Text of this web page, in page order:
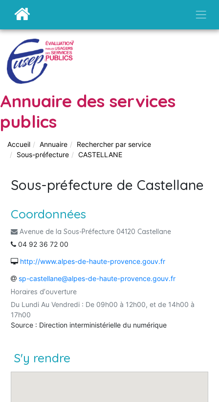
Annuaire des services
publics
Accueil Annuaire
Rechercher par service
Sous-préfecture
CASTELLANE
Sous-préfecture de Castellane
Coordonnées
Avenue de la Sous-Préfecture 04120 Castellane
04 92 36 72 00
http://www.alpes-de-haute-provence.gouv.fr
sp-castellane@alpes-de-haute-provence.gouv.fr
Horaires d'ouverture
Du Lundi Au Vendredi : De 09h00 à 12h00, et de 14h00 à
17h00
Source : Direction interministérielle du numérique
S'y rendre